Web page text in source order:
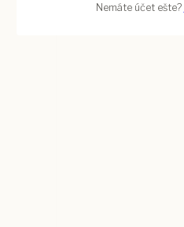
Nemáte účet ešte?